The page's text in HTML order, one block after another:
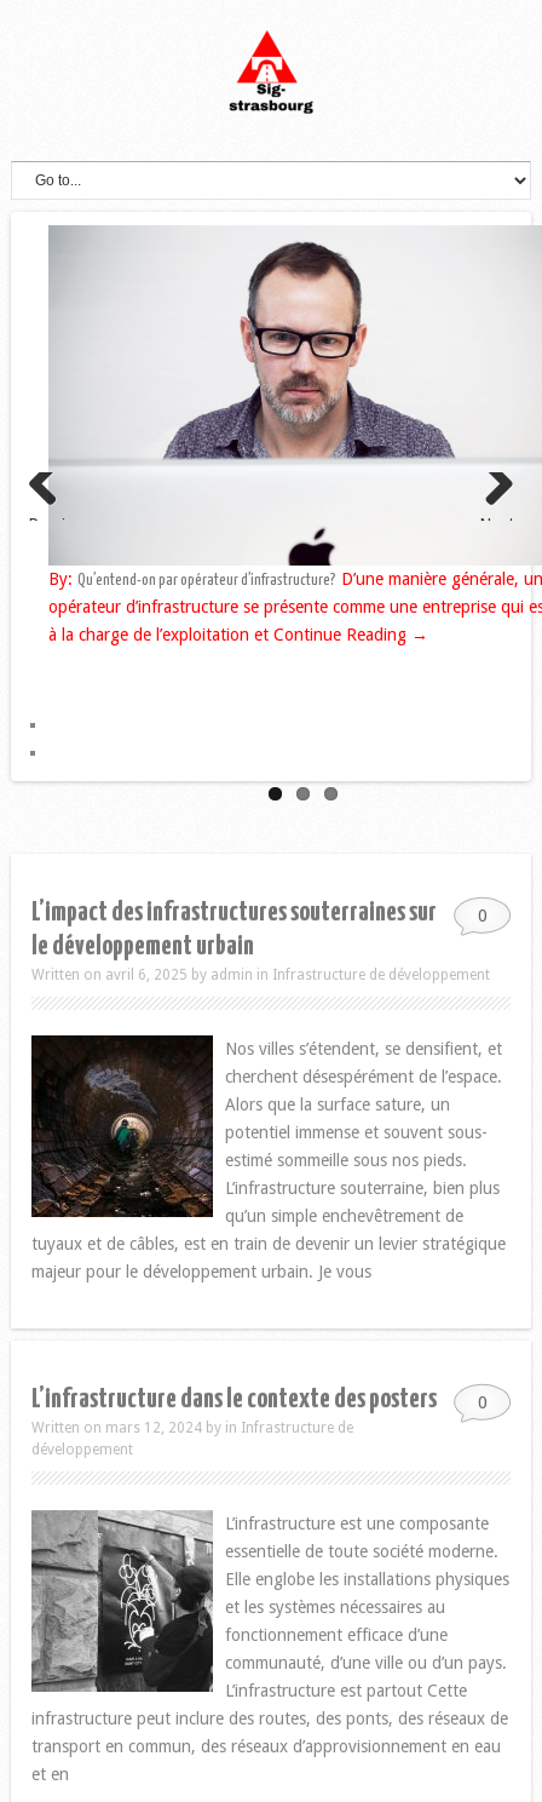
By: Qu’entend-on par opérateur d’infrastructure? D’une manière générale, un
opérateur d’infrastructure se présente comme une entreprise qui
à la charge de l’exploitation et Continue Reading →
Quels sont les infrastructures nécessaires pour les marchés financiers?
marchés financiers désignent les lieux où s’effectuent les
négociations et les échanges des capitaux à long terme entre
By: Infrastructures: économie et transport L’infrastructure se présente
un ensemble des équipements et des installations continues qui
encouragent le fonctionnement d’un organisme ou
Previous Next
0
L’impact des infrastructures souterraines sur
le développement urbain
Written on avril 6, 2025 by admin in Infrastructure de développement
Nos villes s’étendent, se densifient, et
cherchent désespérément de l’espace.
Alors que la surface sature, un
potentiel immense et souvent sous-
estimé sommeille sous nos pieds.
L’infrastructure souterraine, bien plus
qu’un simple enchevêtrement de
tuyaux et de câbles, est en train de devenir un levier stratégique
majeur pour le développement urbain. Je vous
0
L’infrastructure dans le contexte des posters
Written on mars 12, 2024 by in Infrastructure de
développement
L’infrastructure est une composante
essentielle de toute société moderne.
Elle englobe les installations physiques
et les systèmes nécessaires au
fonctionnement efficace d’une
communauté, d’une ville ou d’un pays.
L’infrastructure est partout Cette
infrastructure peut inclure des routes, des ponts, des réseaux de
transport en commun, des réseaux d’approvisionnement en eau
et en